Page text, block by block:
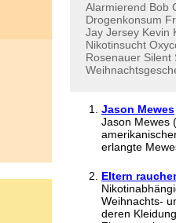
Alarmierend Bob
Drogenkonsum
Jay Jersey Kevin
Nikotinsucht
Rosenauer Silent
Jason Mewes
Jason Mewes
erlangte
Eltern
Weihnachts-
deren